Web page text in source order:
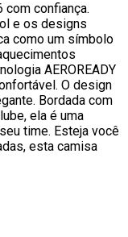
com confiança.
e os designs
como um símbolo
AEROREADY
O design
Bordada com
ela é uma
time. Esteja você
esta camisa